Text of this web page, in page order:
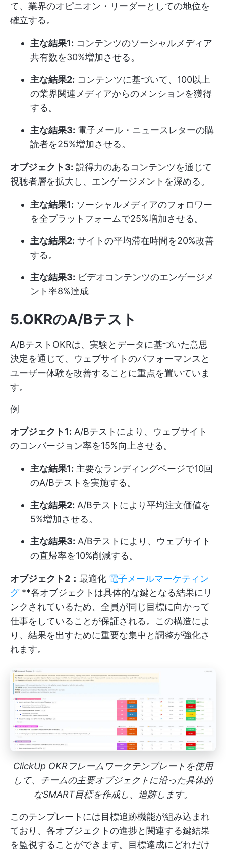
て、業界のオピニオン・リーダーとしての地位を
確立する。
主な結果1: コンテンツのソーシャルメディア
共有数を30%増加させる。
主な結果2: コンテンツに基づいて、100以上
の業界関連メディアからのメンションを獲得
する。
主な結果3: 電子メール・ニュースレターの購
読者を25%増加させる。
オブジェクト3: 説得力のあるコンテンツを通じて
視聴者層を拡大し、エンゲージメントを深める。
主な結果1: ソーシャルメディアのフォロワー
を全プラットフォームで25%増加させる。
主な結果2: サイトの平均滞在時間を20%改善
する。
主な結果3: ビデオコンテンツのエンゲージメ
ント率8%達成
5.OKRのA/Bテスト
A/BテストOKRは、実験とデータに基づいた意思
決定を通じて、ウェブサイトのパフォーマンスと
ユーザー体験を改善することに重点を置いていま
す。
例
オブジェクト1: A/Bテストにより、ウェブサイト
のコンバージョン率を15%向上させる。
主な結果1: 主要なランディングページで10回
のA/Bテストを実施する。
主な結果2: A/Bテストにより平均注文価値を
5%増加させる。
主な結果3: A/Bテストにより、ウェブサイト
の直帰率を10%削減する。
オブジェクト2： 最適化 電子メールマーケティン
グ**各オブジェクトは具体的な鍵となる結果にリ
ンクされているため、全員が同じ目標に向かって
仕事をしていることが保証される。この構造によ
り、結果を出すために重要な集中と調整が強化さ
れます。
ClickUp OKRフレームワークテンプレートを使用
して、チームの主要オブジェクトに沿った具体的
なSMART目標を作成し、追跡します。
このテンプレートには目標追跡機能が組み込まれ
ており、各オブジェクトの進捗と関連する鍵結果
を監視することができます。目標達成にどれだけ